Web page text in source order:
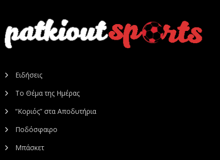
Ειδήσεις
Το Θέμα της Ημέρας
“Κοριός” στα Αποδυτήρια
Ποδόσφαιρο
Μπάσκετ